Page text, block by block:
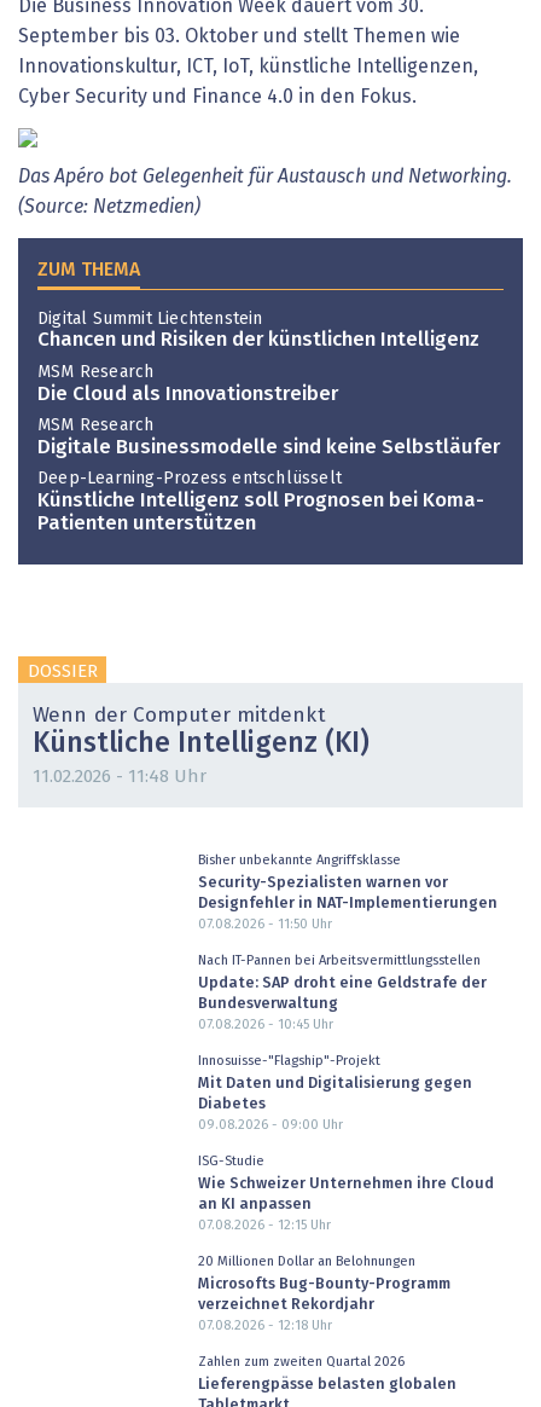
Die Business Innovation Week dauert vom 30.
September bis 03. Oktober und stellt Themen wie
Innovationskultur, ICT, IoT, künstliche Intelligenzen,
Cyber Security und Finance 4.0 in den Fokus.
Das Apéro bot Gelegenheit für Austausch und Networking.
(Source: Netzmedien)
ZUM THEMA
Digital Summit Liechtenstein
Chancen und Risiken der künstlichen Intelligenz
MSM Research
Die Cloud als Innovationstreiber
MSM Research
Digitale Businessmodelle sind keine Selbstläufer
Deep-Learning-Prozess entschlüsselt
Künstliche Intelligenz soll Prognosen bei Koma-
Patienten unterstützen
DOSSIER
Wenn der Computer mitdenkt
Künstliche Intelligenz (KI)
11.02.2026 - 11:48 Uhr
Bisher unbekannte Angriffsklasse
Security-Spezialisten warnen vor
Designfehler in NAT-Implementierungen
07.08.2026 - 11:50 Uhr
Nach IT-Pannen bei Arbeitsvermittlungsstellen
Update: SAP droht eine Geldstrafe der
Bundesverwaltung
07.08.2026 - 10:45Uhr
Innosuisse-"Flagship"-Projekt
Mit Daten und Digitalisierung gegen
Diabetes
09.08.2026 - 09:00 Uhr
ISG-Studie
Wie Schweizer Unternehmen ihre Cloud
an KI anpassen
07.08.2026 - 12:15Uhr
20 Millionen Dollar an Belohnungen
Microsofts Bug-Bounty-Programm
verzeichnet Rekordjahr
07.08.2026 - 12:18Uhr
Zahlen zum zweiten Quartal 2026
Lieferengpässe belasten globalen